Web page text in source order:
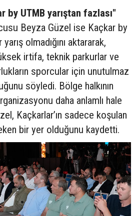
by UTMB yarıştan fazlası"
Beyza Güzel ise Kaçkar by
olmadığını aktararak,
irtifa, teknik parkurlar ve
sporcular için unutulmaz
söyledi. Bölge halkının
daha anlamlı hale
Kaçkarlar’ın sadece koşulan
bir yer olduğunu kaydetti.